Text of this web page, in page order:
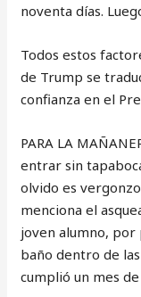
noventa días.
Todos estos
de Trump se
confianza en el
PARA LA
entrar sin
olvido es
menciona el
joven alumno, por
baño dentro de
cumplió un mes